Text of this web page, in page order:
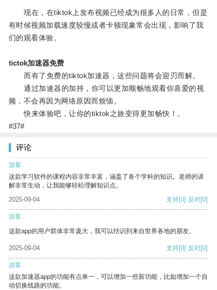
现在，在tiktok上发布视频已经成为很多人的日常，但是
有时候视频加载速度较慢或者卡顿现象常会出现，影响了我
们的观看体验。
tictok加速器免费
而有了免费的tiktok加速器，这些问题将会迎刃而解。
通过加速器的加持，你可以更加顺畅地观看你喜爱的视
频，不会再因为网络原因而烦恼。
快来体验吧，让你的tiktok之旅变得更加畅快！。
#37#
评论
游客
这款学习软件的课程内容非常丰富，涵盖了各个学科的知识。老师的讲
解非常生动，让我能够轻松理解知识点。
2025-09-04
支持[0] 反对[0]
游客
这款app的用户群体非常庞大，我可以结识到来自世界各地的朋友。
2025-09-04 支持[0] 反对[0]
游客
这款加速器app的功能有点单一，可以增加一些新功能，比如增加一个自
动切换线路的功能。